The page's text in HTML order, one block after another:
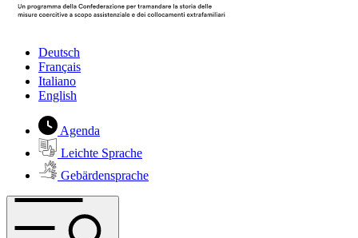
Deutsch
Français
Italiano
English
Agenda
Leichte Sprache
Gebärdensprache